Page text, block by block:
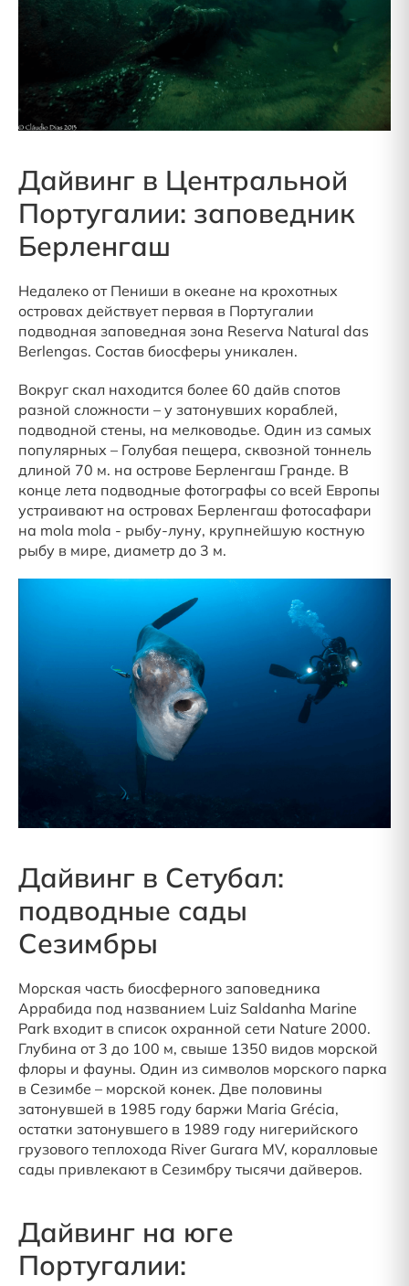
Дайвинг в Центральной
Португалии: заповедник
Берленгаш
Недалеко от Пениши в океане на крохотных
островах действует первая в Португалии
подводная заповедная зона Reserva Natural das
Berlengas. Состав биосферы уникален.
Вокруг скал находится более 60 дайв спотов
разной сложности – у затонувших кораблей,
подводной стены, на мелководье. Один из самых
популярных – Голубая пещера, сквозной тоннель
длиной 70 м. на острове Берленгаш Гранде. В
конце лета подводные фотографы со всей Европы
устраивают на островах Берленгаш фотосафари
на mola mola - рыбу-луну, крупнейшую костную
рыбу в мире, диаметр до 3 м.
Дайвинг в Сетубал:
подводные сады
Сезимбры
Морская часть биосферного заповедника
Аррабида под названием Luiz Saldanha Marine
Park входит в список охранной сети Nature 2000.
Глубина от 3 до 100 м, свыше 1350 видов морской
флоры и фауны. Один из символов морского парка
в Сезимбе – морской конек. Две половины
затонувшей в 1985 году баржи Maria Grécia,
остатки затонувшего в 1989 году нигерийского
грузового теплохода River Gurara MV, коралловые
сады привлекают в Сезимбру тысячи дайверов.
Дайвинг на юге
Португалии: